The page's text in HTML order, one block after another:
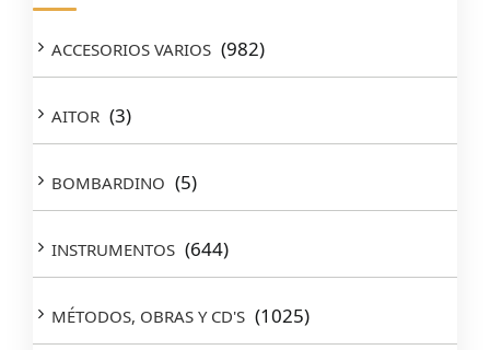
ACCESORIOS VARIOS (982)
AITOR (3)
BOMBARDINO (5)
INSTRUMENTOS (644)
MÉTODOS, OBRAS Y CD'S (1025)